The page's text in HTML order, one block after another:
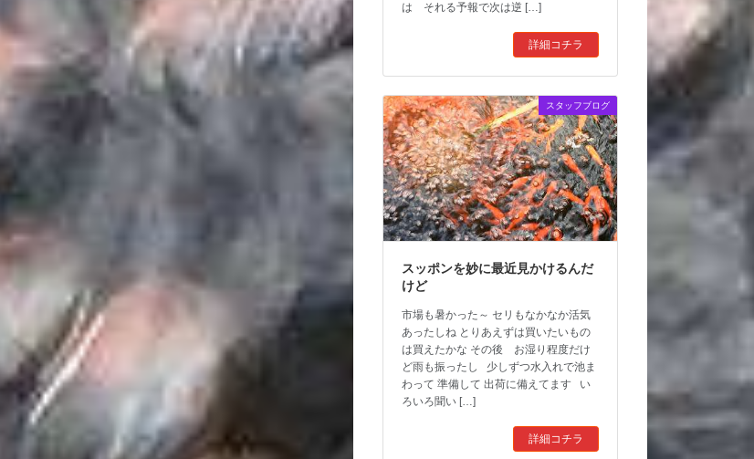
は それる予報で次は逆 […]
詳細コチラ
スタッフブログ
スッポンを妙に最近見かけるんだ
けど
市場も暑かった～ セリもなかなか活気
あったしね とりあえずは買いたいもの
は買えたかな その後 お湿り程度だけ
ど雨も振ったし 少しずつ水入れで池ま
わって 準備して 出荷に備えてます い
ろいろ聞い […]
詳細コチラ